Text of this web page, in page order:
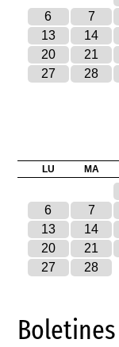
6
7
13
14
20
21
27
28
LU MA
6
7
13
14
20
21
27
28
Boletines